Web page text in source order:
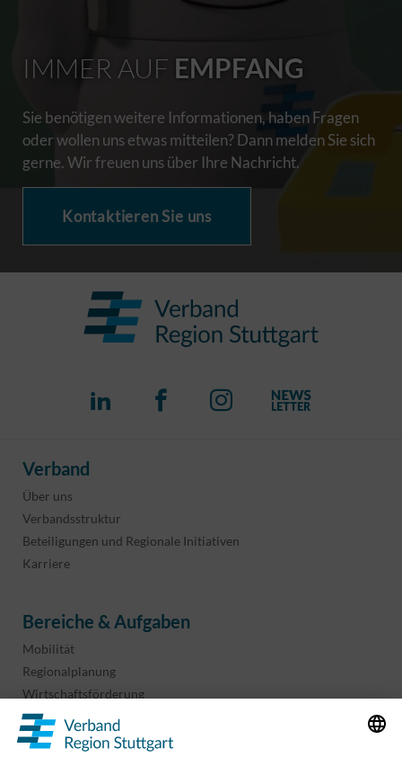
IMMER AUF EMPFANG
Sie benötigen weitere Informationen, haben Fragen
oder wollen uns etwas mitteilen? Dann melden Sie sich
gerne. Wir freuen uns über Ihre Nachricht.
Kontaktieren Sie uns
Verband
Über uns
Verbandsstruktur
Beteiligungen und Regionale Initiativen
Karriere
Bereiche & Aufgaben
Mobilität
Regionalplanung
Wirtschaftsförderung
Sport und Kultur